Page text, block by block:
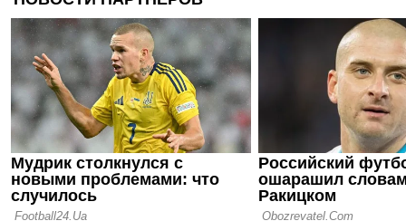
Капелло:
Аморима
в
15.06.26 13:22
Милан
тренером